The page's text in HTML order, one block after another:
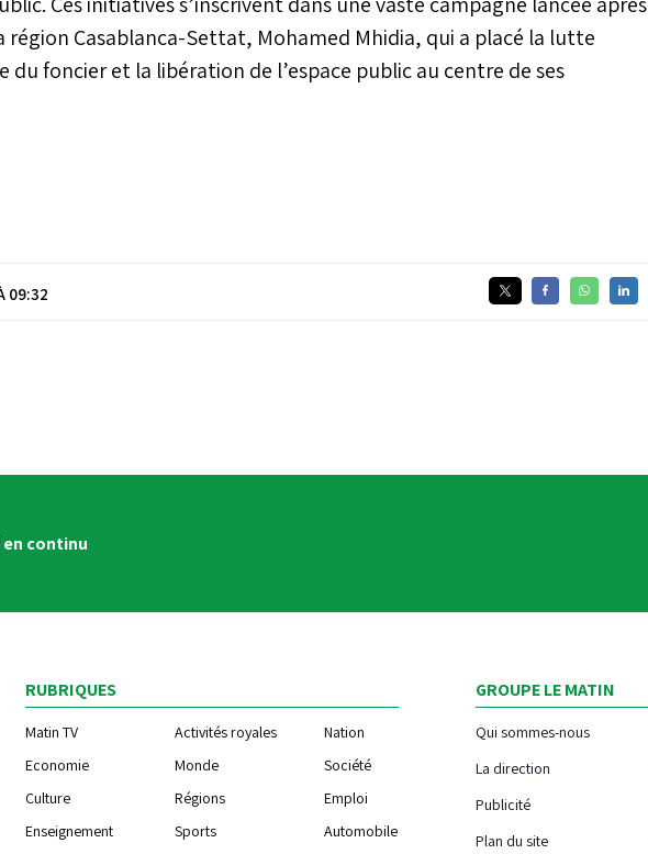
région Casablanca-Settat, Mohamed Mhidia, qui a placé la lutte
foncier et la libération de l’espace public au centre de ses
09:32
continu
RUBRIQUES
Matin TV Activités royales
Nation
Economie
Monde
Société
Culture
Régions
Emploi
Enseignement
Sports
Automobile
GROUPE LE MATIN
Qui sommes-nous
La direction
Publicité
Plan du site